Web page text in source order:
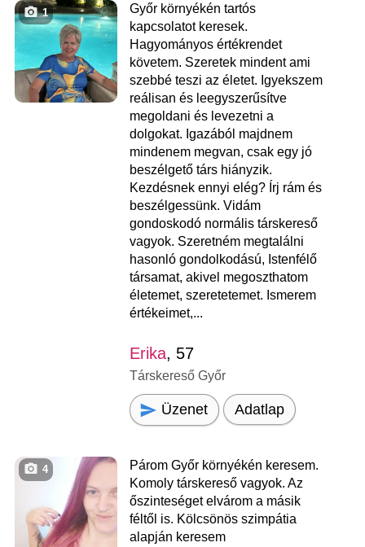
1
Győr környékén tartós
kapcsolatot keresek.
Hagyományos értékrendet
követem. Szeretek mindent ami
szebbé teszi az életet. Igyekszem
reálisan és leegyszerűsítve
megoldani és levezetni a
dolgokat. Igazából majdnem
mindenem megvan, csak egy jó
beszélgető társ hiányzik.
Kezdésnek ennyi elég? Írj rám és
beszélgessünk. Vidám
gondoskodó normális társkereső
vagyok. Szeretném megtalálni
hasonló gondolkodású, Istenfélő
társamat, akivel megoszthatom
életemet, szeretetemet. Ismerem
értékeimet,...
Erika, 57
Társkereső Győr
Üzenet Adatlap
4
Párom Győr környékén keresem.
Komoly társkereső vagyok. Az
őszinteséget elvárom a másik
féltől is. Kölcsönös szimpátia
alapján keresem